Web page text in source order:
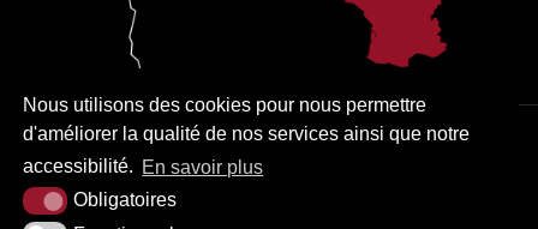
Nous utilisons des cookies pour nous permettre
d'améliorer la qualité de nos services ainsi que notre
accessibilité. En savoir plus
Obligatoires
PLAN DU SITE MENTIONS LÉGALES ACCESSIBILITÉ